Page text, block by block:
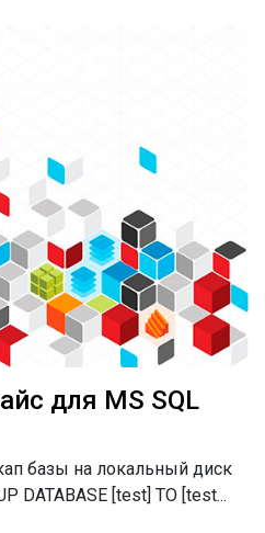
для MS SQL
базы на локальный диск
DATABASE [test] TO [test...